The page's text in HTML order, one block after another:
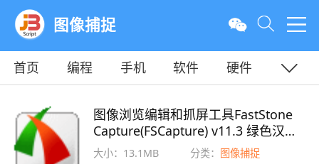
图像捕捉
首页 编程 手机 软件
硬件
图像浏览编辑和抓屏工具FastStone
Capture(FSCapture) v11.3 绿色汉化
版
大小：13.1MB 分类： 图像捕捉